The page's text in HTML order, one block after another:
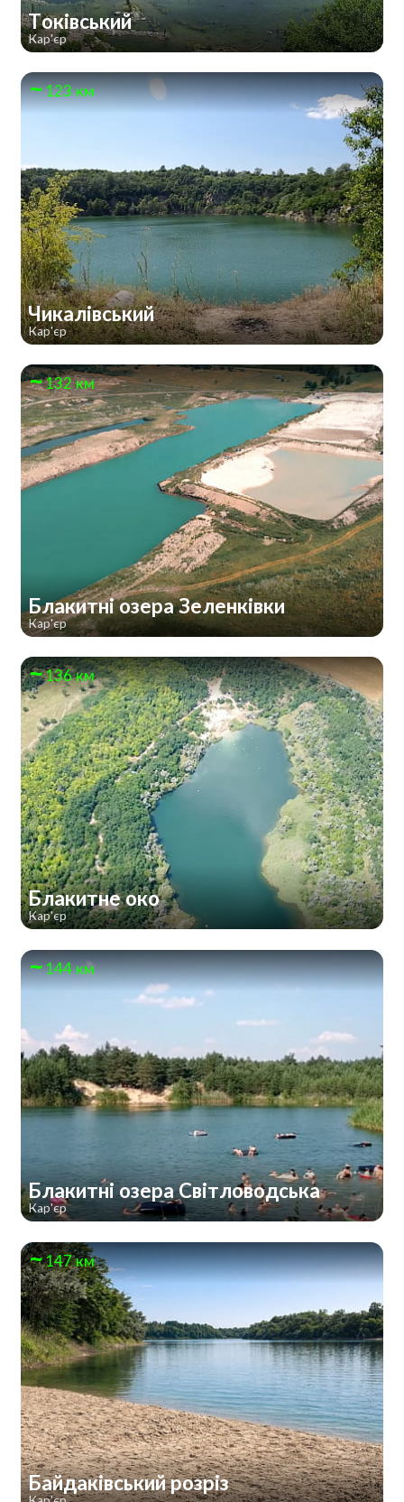
Токівський
Кар'єр
123 км
Чикалівський
Кар'єр
132 км
Блакитні озера Зеленківки
Кар'єр
136 км
Блакитне око
Кар'єр
144 км
Блакитні озера Світловодська
Кар'єр
147 км
Байдаківський розріз